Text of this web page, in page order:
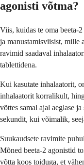
agonisti võtma?
Viis, kuidas te oma beeta-
ja manustamisviisist, mille
ravimid saadaval
tablettidena.
Kui kasutate inhalaatorit,
inhalaatorit korralikult,
võttes samal ajal aeglase
sekundit, kui võimalik,
Suukaudsete ravimite
Mõned beeta-2 agonistid
võtta koos toiduga, et